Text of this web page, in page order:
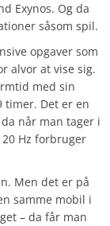
Exynos. Og da
såsom spil.
opgaver som
alvor at vise sig.
med sin
timer. Det er en
når man tager i
Hz forbruger
Men det er på
samme mobil i
– da får man